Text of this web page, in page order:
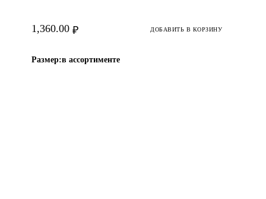
₽
1,360.00 ДОБАВИТЬ В КОРЗИНУ
Размер:в ассортименте